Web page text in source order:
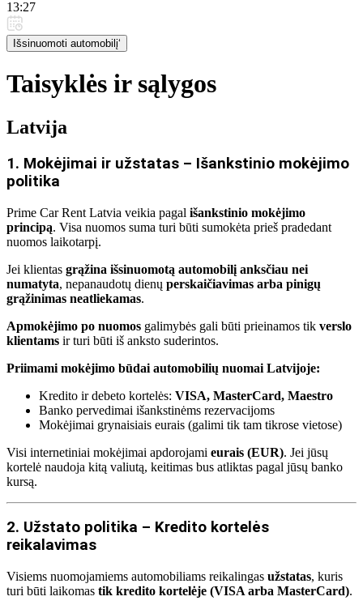
13:27
Išsinuomoti automobilį‘
Taisyklės ir sąlygos
Latvija
1. Mokėjimai ir užstatas – Išankstinio mokėjimo
politika
Prime Car Rent Latvia veikia pagal išankstinio mokėjimo
principą. Visa nuomos suma turi būti sumokėta prieš pradedant
nuomos laikotarpį.
Jei klientas grąžina išsinuomotą automobilį anksčiau nei
numatyta, nepanaudotų dienų perskaičiavimas arba pinigų
grąžinimas neatliekamas.
Apmokėjimo po nuomos galimybės gali būti prieinamos tik verslo
klientams ir turi būti iš anksto suderintos.
Priimami mokėjimo būdai automobilių nuomai Latvijoje:
Kredito ir debeto kortelės: VISA, MasterCard, Maestro
Banko pervedimai išankstinėms rezervacijoms
Mokėjimai grynaisiais eurais (galimi tik tam tikrose vietose)
Visi internetiniai mokėjimai apdorojami eurais (EUR). Jei jūsų
kortelė naudoja kitą valiutą, keitimas bus atliktas pagal jūsų banko
kursą.
2. Užstato politika – Kredito kortelės
reikalavimas
Visiems nuomojamiems automobiliams reikalingas užstatas, kuris
turi būti laikomas tik kredito kortelėje (VISA arba MasterCard).